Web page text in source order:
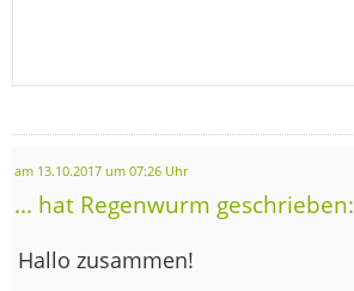
am 13.10.2017 um 07:26 Uhr
... hat Regenwurm geschrieben:
Hallo zusammen!